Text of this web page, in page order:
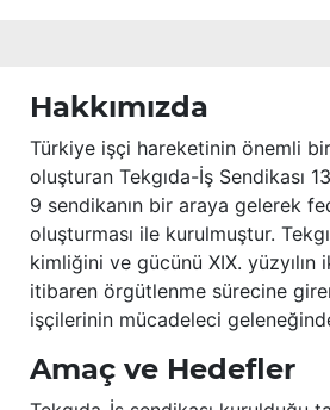
Hakkımızda
Türkiye işçi hareketinin önemli bir
oluşturan Tekgıda-İş Sendikası
9 sendikanın bir araya gelerek
oluşturması ile kurulmuştur.
kimliğini ve gücünü XIX. yüzyılın
itibaren örgütlenme sürecine
işçilerinin mücadeleci
Amaç ve Hedefler